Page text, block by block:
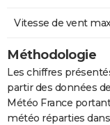
Vitesse de vent
Méthodologie
Les chiffres
partir des données
Météo France
météo réparties